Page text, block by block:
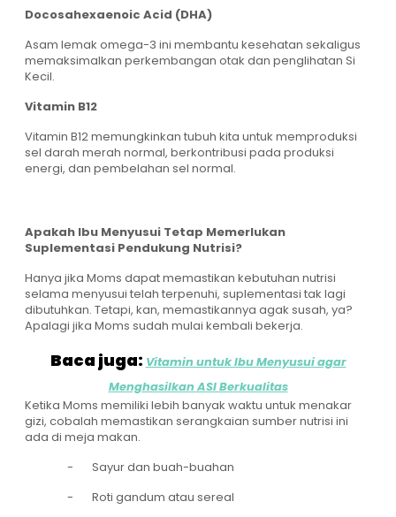
Docosahexaenoic Acid (DHA)
Asam lemak omega-3 ini membantu kesehatan sekaligus
memaksimalkan perkembangan otak dan penglihatan Si
Kecil.
Vitamin B12
Vitamin B12 memungkinkan tubuh kita untuk memproduksi
sel darah merah normal, berkontribusi pada produksi
energi, dan pembelahan sel normal.
Apakah Ibu Menyusui Tetap Memerlukan
Suplementasi Pendukung Nutrisi?
Hanya jika Moms dapat memastikan kebutuhan nutrisi
selama menyusui telah terpenuhi, suplementasi tak lagi
dibutuhkan. Tetapi, kan, memastikannya agak susah, ya?
Apalagi jika Moms sudah mulai kembali bekerja.
Baca juga: Vitamin untuk Ibu Menyusui agar
Menghasilkan ASI Berkualitas
Ketika Moms memiliki lebih banyak waktu untuk menakar
gizi, cobalah memastikan serangkaian sumber nutrisi ini
ada di meja makan.
- Sayur dan buah-buahan
- Roti gandum atau sereal